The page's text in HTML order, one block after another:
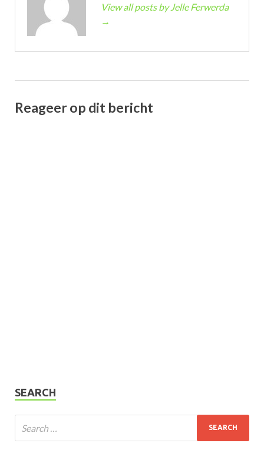
View all posts by Jelle Ferwerda
→
Reageer op dit bericht
SEARCH